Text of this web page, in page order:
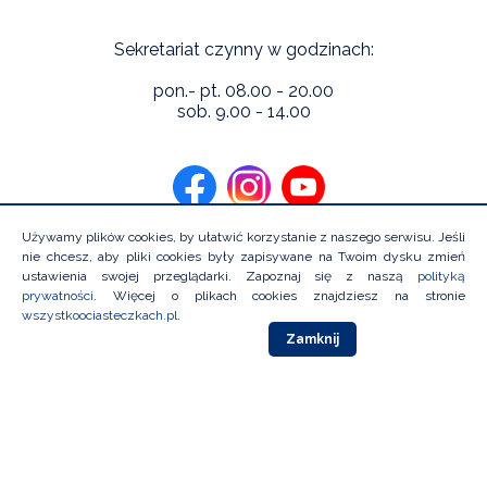
Sekretariat czynny w godzinach:
pon.- pt. 08.00 - 20.00
sob. 9.00 - 14.00
Copyright 2026 Niebieska Linia Instytutu Psychologii Zdrowia.
Wszystkie prawa zastrzeżone
Używamy plików cookies, by ułatwić korzystanie z naszego serwisu. Jeśli
nie chcesz, aby pliki cookies były zapisywane na Twoim dysku zmień
ustawienia swojej przeglądarki. Zapoznaj się z naszą polityką
prywatności. Więcej o plikach cookies znajdziesz na stronie
wszystkoociasteczkach.pl.
Zamknij